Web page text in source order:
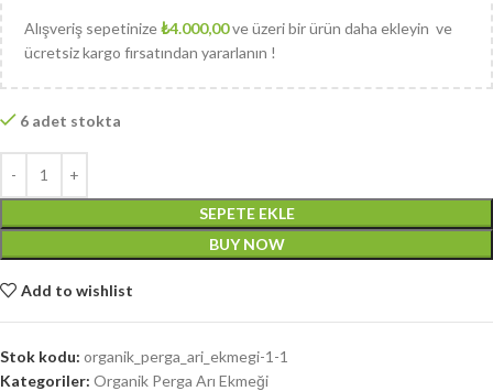
Alışveriş sepetinize₺4.000,00ve üzeri bir ürün daha ekleyin ve
ücretsiz kargo fırsatından yararlanın !
6 adet stokta
SEPETE EKLE
BUY NOW
Add to wishlist
Stok kodu: organik_perga_ari_ekmegi-1-1
Kategoriler: Organik Perga Arı Ekmeği